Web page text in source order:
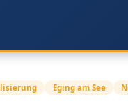
Eging am See